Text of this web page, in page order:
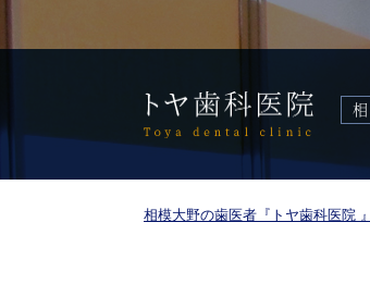
相模大野の歯医者『トヤ歯科医院